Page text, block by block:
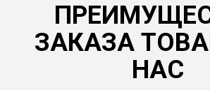
ЗАКАЗА
НАС